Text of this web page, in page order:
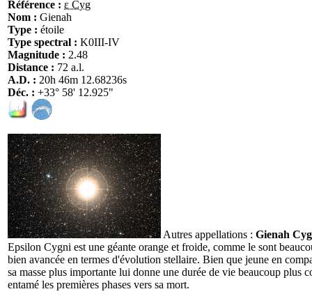
Référence : ε Cyg
Nom : Gienah
Type : étoile
Type spectral : K0III-IV
Magnitude : 2.48
Distance : 72 a.l.
A.D. : 20h 46m 12.68236s
Déc. : +33° 58' 12.925"
Autres appellations : Gienah
Epsilon Cygni est une géante orange et froide, comme le sont
bien avancée en termes d'évolution stellaire. Bien que jeune en
sa masse plus importante lui donne une durée de vie beaucoup plus
entamé les premières phases vers sa mort.